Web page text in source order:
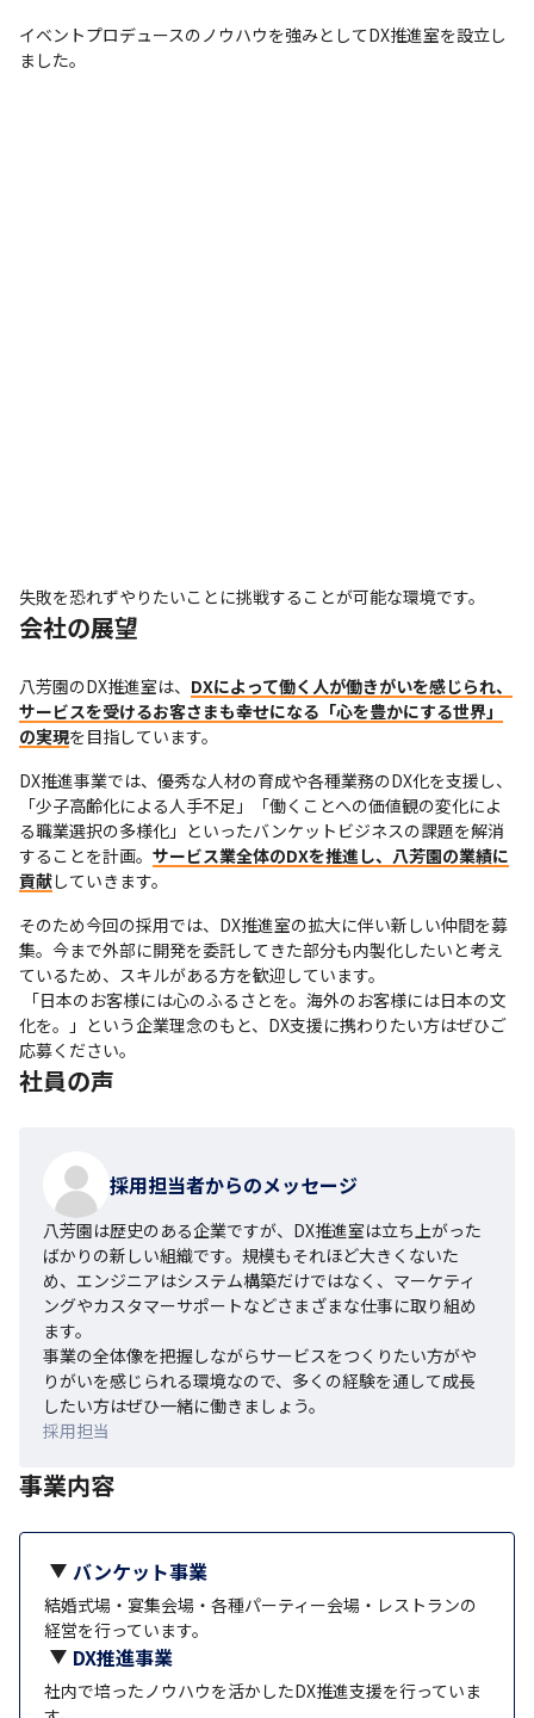
イベントプロデュースのノウハウを強みとしてDX推進室を設立し
ました。
失敗を恐れずやりたいことに挑戦することが可能な環境です。
会社の展望
八芳園のDX推進室は、 DXによって働く人が働きがいを感じられ、
サービスを受けるお客さまも幸せになる「心を豊かにする世界」
の実現を目指しています。
DX推進事業では、優秀な人材の育成や各種業務のDX化を支援し、
「少子高齢化による人手不足」「働くことへの価値観の変化によ
る職業選択の多様化」といったバンケットビジネスの課題を解消
することを計画。 サービス業全体のDXを推進し、八芳園の業績に
貢献していきます。
そのため今回の採用では、DX推進室の拡大に伴い新しい仲間を募
集。今まで外部に開発を委託してきた部分も内製化したいと考え
ているため、スキルがある方を歓迎しています。
化を。」という企業理念のもと、DX支援に携わりたい方はぜひご
応募ください。
社員の声
採用担当者からのメッセージ
八芳園は歴史のある企業ですが、DX推進室は立ち上がった
ばかりの新しい組織です。規模もそれほど大きくないた
め、エンジニアはシステム構築だけではなく、マーケティ
ングやカスタマーサポートなどさまざまな仕事に取り組め
ます。
事業の全体像を把握しながらサービスをつくりたい方がや
りがいを感じられる環境なので、多くの経験を通して成長
したい方はぜひ一緒に働きましょう。
採用担当
事業内容
バンケット事業
結婚式場・宴集会場・各種パーティー会場・レストランの
経営を行っています。
DX推進事業
社内で培ったノウハウを活かしたDX推進支援を行っていま